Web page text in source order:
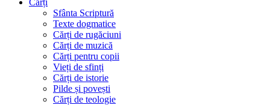
Sfânta Scriptură
Texte dogmatice
Cărți de rugăciuni
Cărți de muzică
Cărți pentru copii
Vieți de sfinți
Cărți de istorie
Pilde și povești
Cărți de teologie